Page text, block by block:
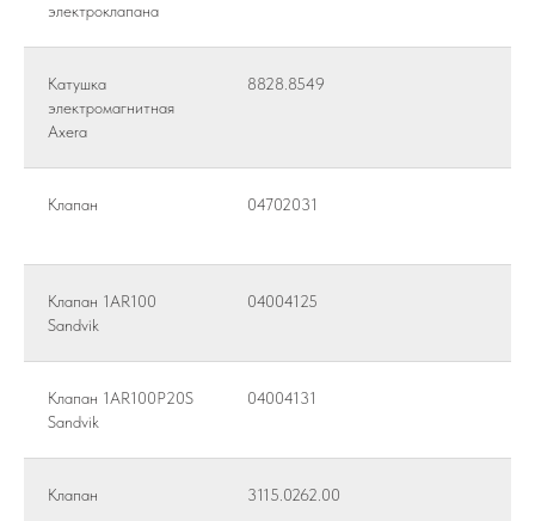
электроклапана
Катушка
электромагнитная
Axera
8828.8549
Клапан 04702031
Клапан 1AR100
Sandvik
04004125
Клапан 1AR100P20S
Sandvik
04004131
Клапан 3115.0262.00